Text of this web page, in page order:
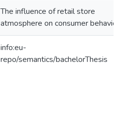
The influence of retail store
atmosphere on consumer
info:eu-
repo/semantics/bachelorThesis